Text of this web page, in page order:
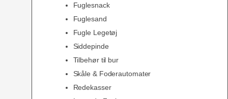
Fuglesnack
Fuglesand
Fugle Legetøj
Siddepinde
Tilbehør til bur
Skåle & Foderautomater
Redekasser